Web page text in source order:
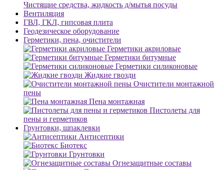
Чистящие средства, жидкость д/мытья посуды
Вентиляция
ГВЛ, ГКЛ, гипсовая плита
Геодезическое оборудование
Герметики, пена, очистители
Герметики акриловые
Герметики битумные
Герметики силиконовые
Жидкие гвозди
Очистители монтажной
пены
Пена монтажная
Пистолеты для
пены и герметиков
Грунтовки, шпаклевки
Антисептики
Биотекс
Грунтовки
Огнезащитные составы